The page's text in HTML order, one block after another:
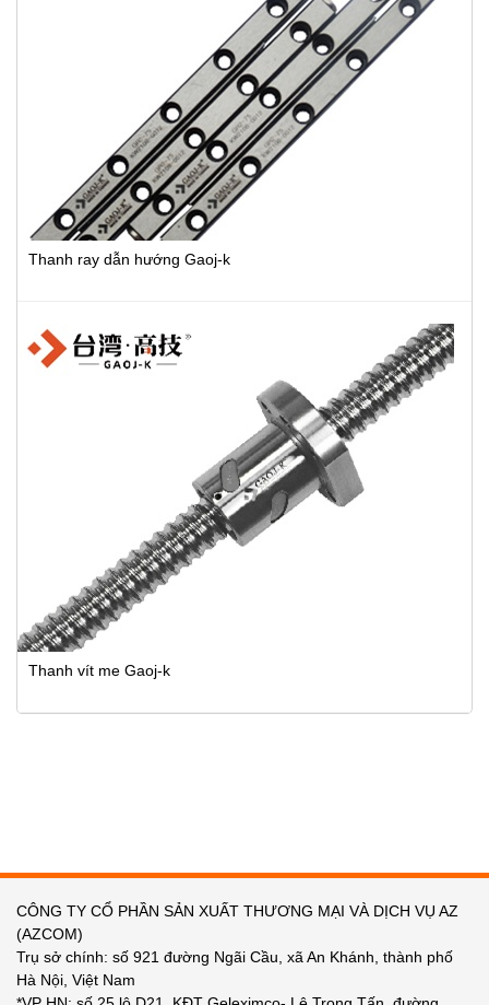
Thanh ray dẫn hướng Gaoj-k
Thanh vít me Gaoj-k
CÔNG TY CỔ PHẦN SẢN XUẤT THƯƠNG MẠI VÀ DỊCH VỤ AZ
(AZCOM)
Trụ sở chính: số 921 đường Ngãi Cầu, xã An Khánh, thành phố
Hà Nội, Việt Nam